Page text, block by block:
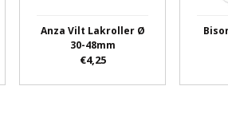
Anza Vilt Lakroller Ø
30-48mm
€4,25